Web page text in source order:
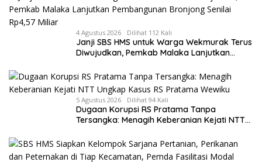
4 Agustus 2026 Dilihat 112 Kali
Janji SBS HMS untuk Warga Wekmurak Terus
Diwujudkan, Pemkab Malaka Lanjutkan
5 Agustus 2026 Dilihat 94 Kali
Dugaan Korupsi RS Pratama Tanpa
Tersangka: Menagih Keberanian Kejati NTT